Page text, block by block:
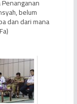
belum
dan dari mana